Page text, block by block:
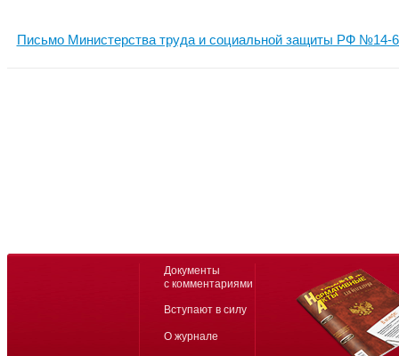
Письмо Министерства труда и социальной защиты РФ №14-
Документы
с комментариями
Вступают в силу
О журнале